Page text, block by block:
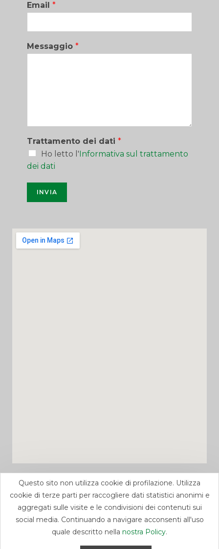
Email *
Messaggio *
Trattamento dei dati *
Ho letto l'Informativa sul trattamento
dei dati
INVIA
Progettato dagli studenti del Corso di Progettazione e
Questo sito non utilizza cookie di profilazione. Utilizza
cookie di terze parti per raccogliere dati statistici anonimi e
aggregati sulle visite e le condivisioni dei contenuti sui
social media. Continuando a navigare acconsenti all'uso
quale descritto nella nostra Policy.